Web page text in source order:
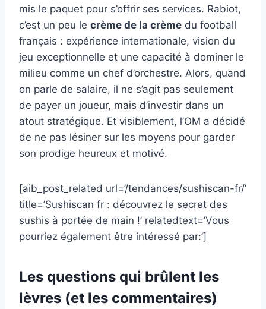
mis le paquet pour s’offrir ses services. Rabiot,
c’est un peu le crème de la crème du football
français : expérience internationale, vision du
jeu exceptionnelle et une capacité à dominer le
milieu comme un chef d’orchestre. Alors, quand
on parle de salaire, il ne s’agit pas seulement
de payer un joueur, mais d’investir dans un
atout stratégique. Et visiblement, l’OM a décidé
de ne pas lésiner sur les moyens pour garder
son prodige heureux et motivé.
[aib_post_related url=’/tendances/sushiscan-fr/’
title=’Sushiscan fr : découvrez le secret des
sushis à portée de main !’ relatedtext=’Vous
pourriez également être intéressé par:’]
Les questions qui brûlent les
lèvres (et les commentaires)